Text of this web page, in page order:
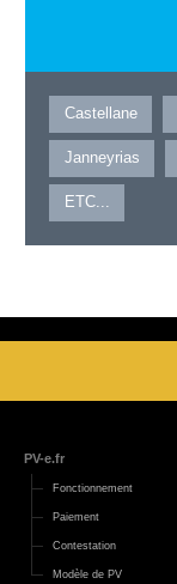
Castellane
Janneyrias
ETC...
PV-e.fr
Fonctionnement
Paiement
Contestation
Modèle de PV